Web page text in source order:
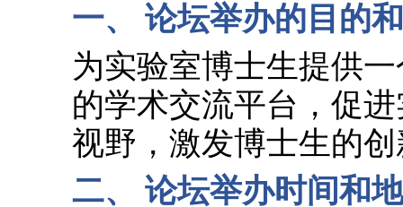
一、 论坛举办的目的
为实验室博士生提供
的学术交流平台，促
视野，激发博士生的
二、 论坛举办时间和